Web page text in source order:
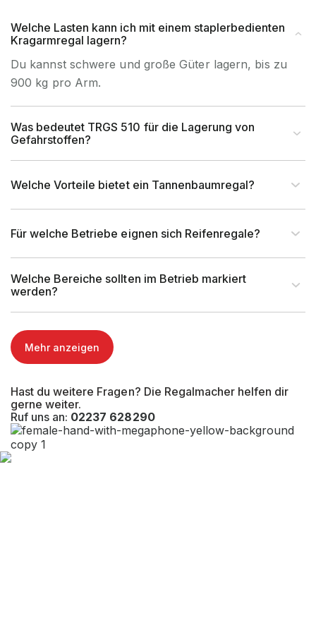
Hast du weitere Fragen? Die Regalmacher helfen dir
gerne weiter.
Ruf uns an: 02237 628290
Welche Lasten kann ich mit einem staplerbedienten
Kragarmregal lagern?
Du kannst schwere und große Güter lagern, bis zu
900 kg pro Arm.
Was bedeutet TRGS 510 für die Lagerung von
Gefahrstoffen?
Welche Vorteile bietet ein Tannenbaumregal?
Für welche Betriebe eignen sich Reifenregale?
Welche Bereiche sollten im Betrieb markiert
werden?
Mehr anzeigen